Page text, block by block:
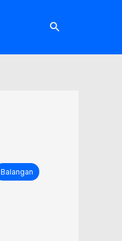
Cari
Balangan